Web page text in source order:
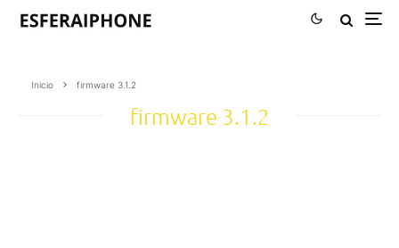
Inicio firmware 3.1.2
firmware 3.1.2